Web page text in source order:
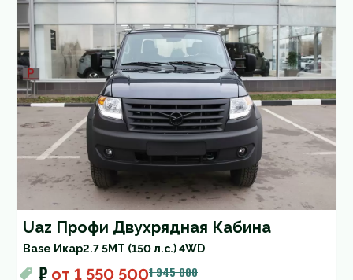
Uaz Профи Двухрядная Кабина
Base Икар2.7 5MT (150 л.с.) 4WD
₽ от 1 550 5001 945 000